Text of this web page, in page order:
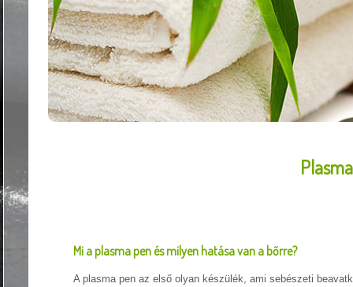
Mi a plasma pen és milyen hatása van a bőrre?
A plasma pen az első olyan készülék, ami sebészeti